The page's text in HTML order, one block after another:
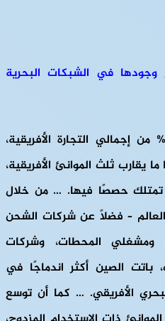
وجودها في الشبكات البحرية
تستحوذ الصين على نحو 22% من إجمالي التجارة الأفريقية،
يقارب ثلث الموانئ الأفريقية،
تمتلك حصصًا فيها. … من خلال
– فضلًا عن شركات الشحن
ومشغلي المحطات، وشركات
باتت الصين أكثر اندماجًا في
الأفريقي. … كما أن توسع